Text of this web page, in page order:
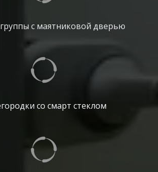
с маятниковой дверью
со смарт стеклом